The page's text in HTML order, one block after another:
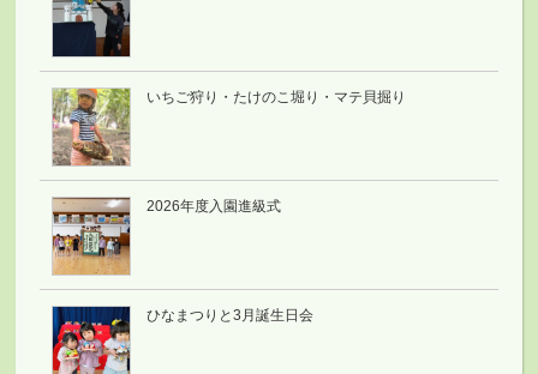
いちご狩り・たけのこ堀り・マテ貝掘り
2026年度入園進級式
ひなまつりと3月誕生日会